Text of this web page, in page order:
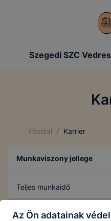
Szegedi SZC
Főoldal / Karrier
Munkaviszony jellege
Teljes munkaidő
Az Ön adatainak